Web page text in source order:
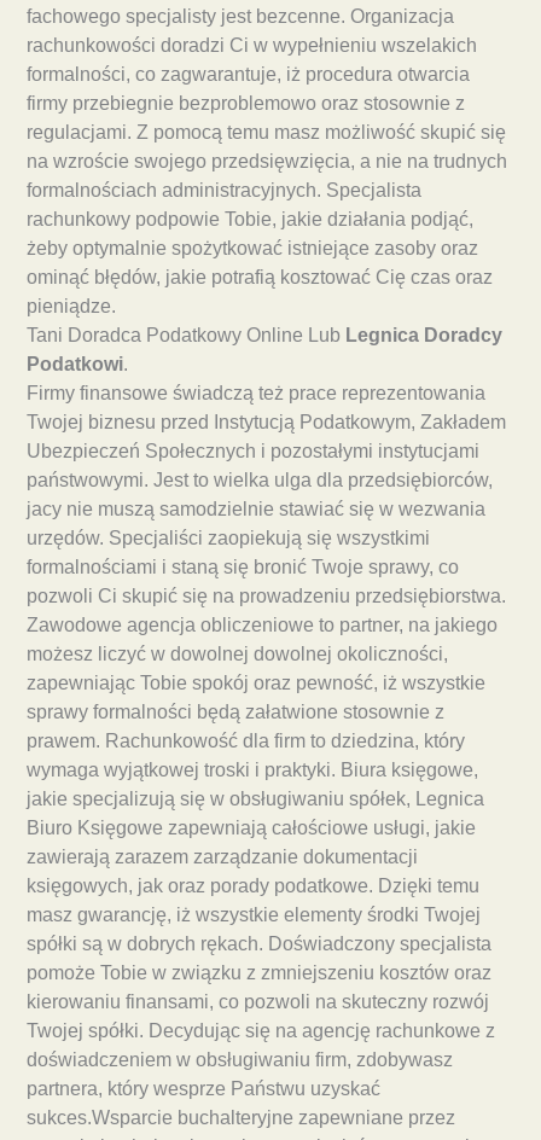
fachowego specjalisty jest bezcenne. Organizacja
rachunkowości doradzi Ci w wypełnieniu wszelakich
formalności, co zagwarantuje, iż procedura otwarcia
firmy przebiegnie bezproblemowo oraz stosownie z
regulacjami. Z pomocą temu masz możliwość skupić się
na wzroście swojego przedsięwzięcia, a nie na trudnych
formalnościach administracyjnych. Specjalista
rachunkowy podpowie Tobie, jakie działania podjąć,
żeby optymalnie spożytkować istniejące zasoby oraz
ominąć błędów, jakie potrafią kosztować Cię czas oraz
pieniądze.
Tani Doradca Podatkowy Online Lub Legnica Doradcy
Podatkowi.
Firmy finansowe świadczą też prace reprezentowania
Twojej biznesu przed Instytucją Podatkowym, Zakładem
Ubezpieczeń Społecznych i pozostałymi instytucjami
państwowymi. Jest to wielka ulga dla przedsiębiorców,
jacy nie muszą samodzielnie stawiać się w wezwania
urzędów. Specjaliści zaopiekują się wszystkimi
formalnościami i staną się bronić Twoje sprawy, co
pozwoli Ci skupić się na prowadzeniu przedsiębiorstwa.
Zawodowe agencja obliczeniowe to partner, na jakiego
możesz liczyć w dowolnej dowolnej okoliczności,
zapewniając Tobie spokój oraz pewność, iż wszystkie
sprawy formalności będą załatwione stosownie z
prawem. Rachunkowość dla firm to dziedzina, który
wymaga wyjątkowej troski i praktyki. Biura księgowe,
jakie specjalizują się w obsługiwaniu spółek, Legnica
Biuro Księgowe zapewniają całościowe usługi, jakie
zawierają zarazem zarządzanie dokumentacji
księgowych, jak oraz porady podatkowe. Dzięki temu
masz gwarancję, iż wszystkie elementy środki Twojej
spółki są w dobrych rękach. Doświadczony specjalista
pomoże Tobie w związku z zmniejszeniu kosztów oraz
kierowaniu finansami, co pozwoli na skuteczny rozwój
Twojej spółki. Decydując się na agencję rachunkowe z
doświadczeniem w obsługiwaniu firm, zdobywasz
partnera, który wesprze Państwu uzyskać
sukces.Wsparcie buchalteryjne zapewniane przez